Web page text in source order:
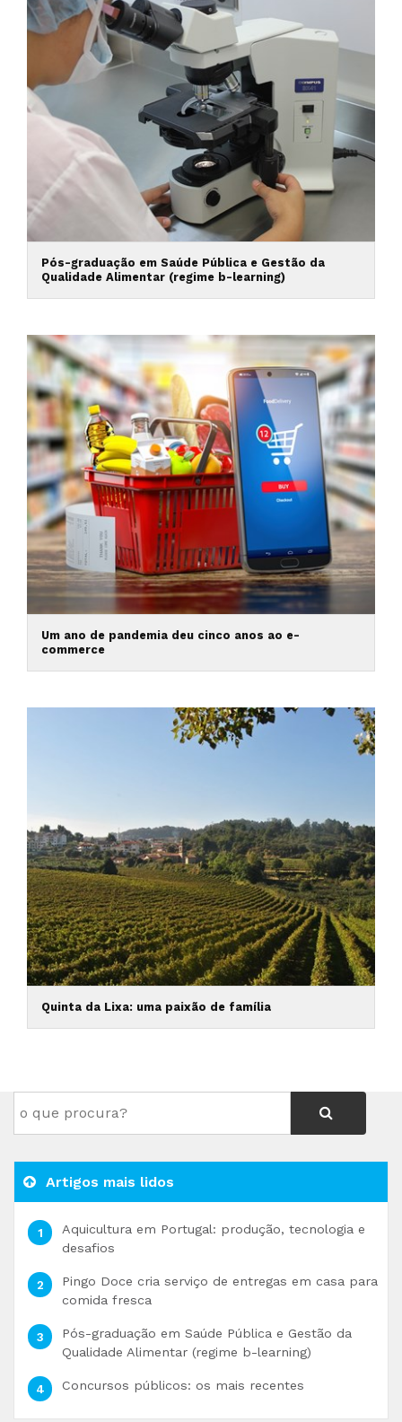
Pós-graduação em Saúde Pública e Gestão da
Qualidade Alimentar (regime b-learning)
Um ano de pandemia deu cinco anos ao e-
commerce
Quinta da Lixa: uma paixão de família
Artigos mais lidos
Aquicultura em Portugal: produção, tecnologia e
desafios
Pingo Doce cria serviço de entregas em casa para
comida fresca
Pós-graduação em Saúde Pública e Gestão da
Qualidade Alimentar (regime b-learning)
Concursos públicos: os mais recentes